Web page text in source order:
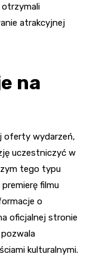
atrakcyjnej
na
oferty wydarzeń,
uczestniczyć w
tego typu
filmu
o
oficjalnej stronie
kulturalnymi.